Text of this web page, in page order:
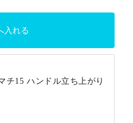
チ15 ハンドル立ち上がり